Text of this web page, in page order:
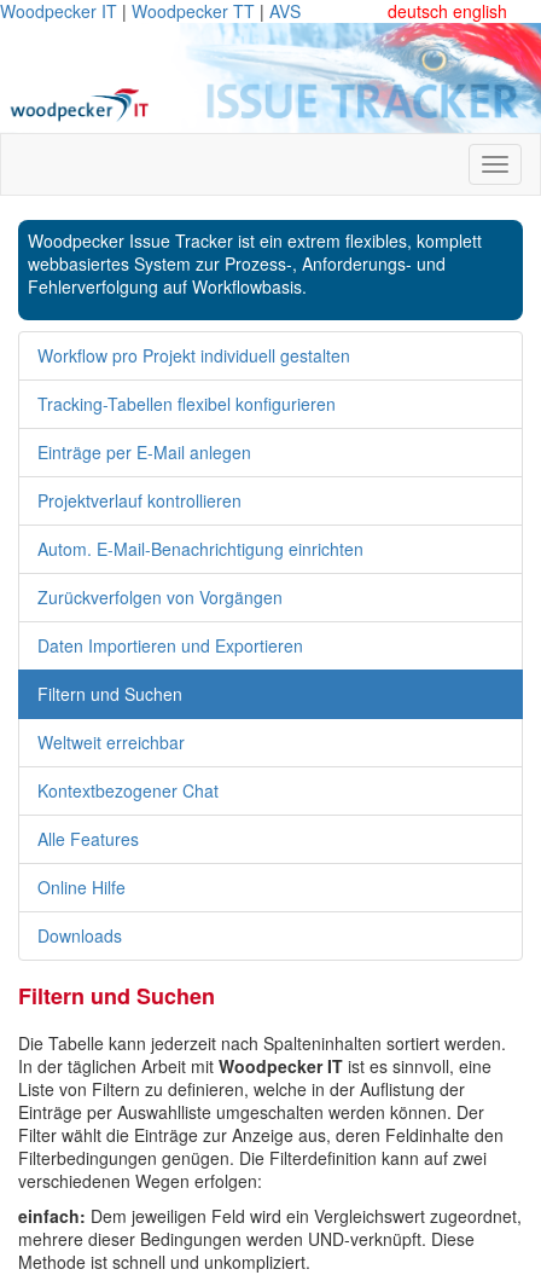
Woodpecker IT | Woodpecker TT | AVS deutsch english
Woodpecker Issue Tracker ist ein extrem flexibles, komplett
webbasiertes System zur Prozess-, Anforderungs- und
Fehlerverfolgung auf Workflowbasis.
Workflow pro Projekt individuell gestalten
Tracking-Tabellen flexibel konfigurieren
Einträge per E-Mail anlegen
Projektverlauf kontrollieren
Autom. E-Mail-Benachrichtigung einrichten
Zurückverfolgen von Vorgängen
Daten Importieren und Exportieren
Filtern und Suchen
Weltweit erreichbar
Kontextbezogener Chat
Alle Features
Online Hilfe
Downloads
Filtern und Suchen
Die Tabelle kann jederzeit nach Spalteninhalten sortiert werden.
In der täglichen Arbeit mit Woodpecker IT ist es sinnvoll, eine
Liste von Filtern zu definieren, welche in der Auflistung der
Einträge per Auswahlliste umgeschalten werden können. Der
Filter wählt die Einträge zur Anzeige aus, deren Feldinhalte den
Filterbedingungen genügen. Die Filterdefinition kann auf zwei
verschiedenen Wegen erfolgen:
einfach: Dem jeweiligen Feld wird ein Vergleichswert zugeordnet,
mehrere dieser Bedingungen werden UND-verknüpft. Diese
Methode ist schnell und unkompliziert.